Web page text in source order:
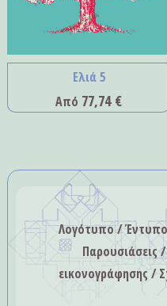
Ελιά 5
Από 77,74 €
Λογότυπο /
Παρουσιάσεις
εικονογράφησης /